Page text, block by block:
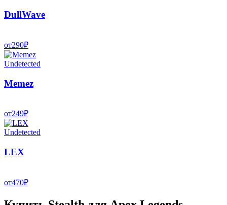
DullWave
от290₽
Undetected
Memez
от249₽
Undetected
LEX
от470₽